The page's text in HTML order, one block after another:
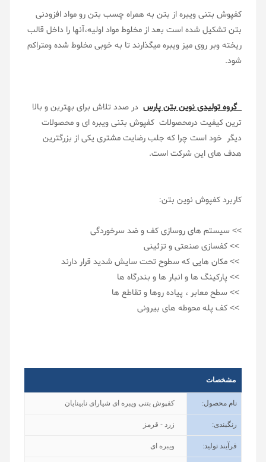
کفپوش بتنی ویبره از بتن به همراه چسب بتن رو مواد افزودنی
بتن تشکیل شده است بعد از مخلوط مواد اولیه،آنها را داخل قالب
ریخته وبر روی میز ویبره میگذارند تا به خوبی مخلوط شده ومتراکم
شود.
گروه تولیدی نوین بتن پارس در صدد تلاش برای بهترین و بالا
ترین کیفیت درمحصولات کفپوش بتنی ویبره ای و محصولات
دیگر خود است چرا که جلب رضایت مشتری یکی از بزرگترین
هدف های این شرکت است.
کاربرد کفپوش نوین بتن:
>> سیستم های روسازی کف و ضد سرخوردگی
>> کفسازی صنعتی و تزئینی
>> مکان هایی که سطوح تحت سایش شدید قرار دارند
>> پارکینگ ها و انبار ها و بندرگاه ها
>> سطح معابر ، پیاده روها و تقاطع ها
>> کف پله محوطه های بیرونی
مشخصات
نام محصول: کفپوش بتنی ویبره ای شیارای نابینایان
رنگبندی: زرد - قرمز
فرآیند تولید: ویبره ای